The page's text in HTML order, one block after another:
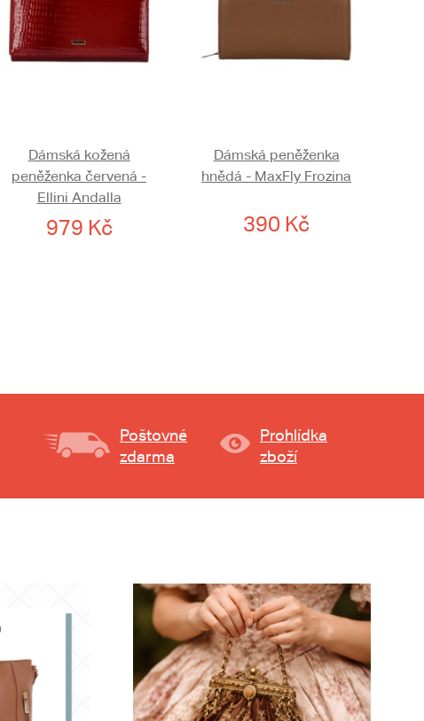
Dámská kožená
peněženka červená -
Ellini Andalla
979 Kč
Dámská peněženka
hnědá - MaxFly Frozina
390 Kč
Poštovné
zdarma
Prohlídka
zboží